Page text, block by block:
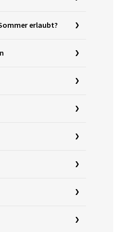
erlaubt?